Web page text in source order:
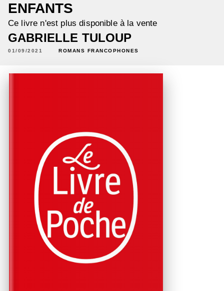
ENFANTS
Ce livre n'est plus disponible à la vente
GABRIELLE TULOUP
01/09/2021 ROMANS FRANCOPHONES